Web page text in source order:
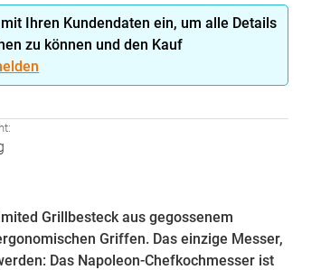
Ihren Kundendaten ein, um alle Details
zu können und den Kauf
Grillbesteck aus gegossenem
Griffen. Das einzige Messer,
Das Napoleon-Chefkochmesser ist